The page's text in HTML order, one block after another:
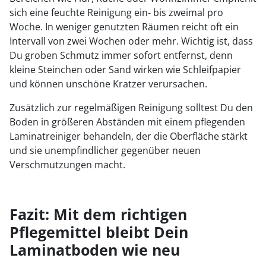
sich eine feuchte Reinigung ein- bis zweimal pro
Woche. In weniger genutzten Räumen reicht oft ein
Intervall von zwei Wochen oder mehr. Wichtig ist, dass
Du groben Schmutz immer sofort entfernst, denn
kleine Steinchen oder Sand wirken wie Schleifpapier
und können unschöne Kratzer verursachen.
Zusätzlich zur regelmäßigen Reinigung solltest Du den
Boden in größeren Abständen mit einem pflegenden
Laminatreiniger behandeln, der die Oberfläche stärkt
und sie unempfindlicher gegenüber neuen
Verschmutzungen macht.
Fazit: Mit dem richtigen
Pflegemittel bleibt Dein
Laminatboden wie neu